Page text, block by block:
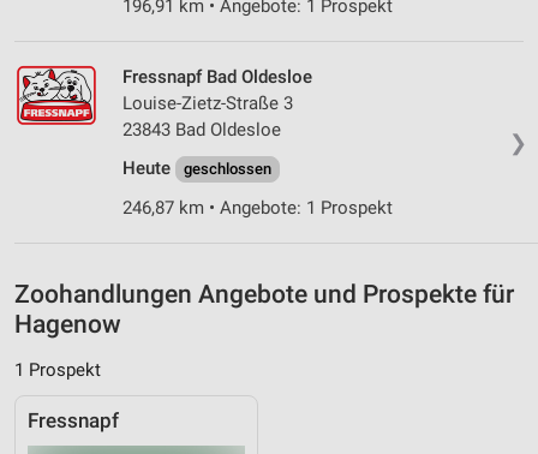
196,91 km • Angebote: 1 Prospekt
❯
Fressnapf Bad Oldesloe
Louise-Zietz-Straße 3
23843 Bad Oldesloe
Heute
geschlossen
246,87 km • Angebote: 1 Prospekt
Zoohandlungen Angebote und Prospekte für
Hagenow
1 Prospekt
Fressnapf
Informationen identifizieren
Nicht-IAB-Verarbeitungszwecke:
Performance
Werbung